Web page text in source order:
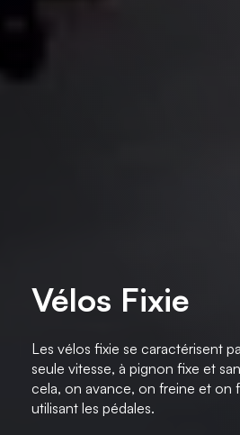
Vélos Fixie
Les vélos fixie se caractérisent
seule vitesse, à pignon fixe et
cela, on avance, on freine et on
utilisant les pédales.